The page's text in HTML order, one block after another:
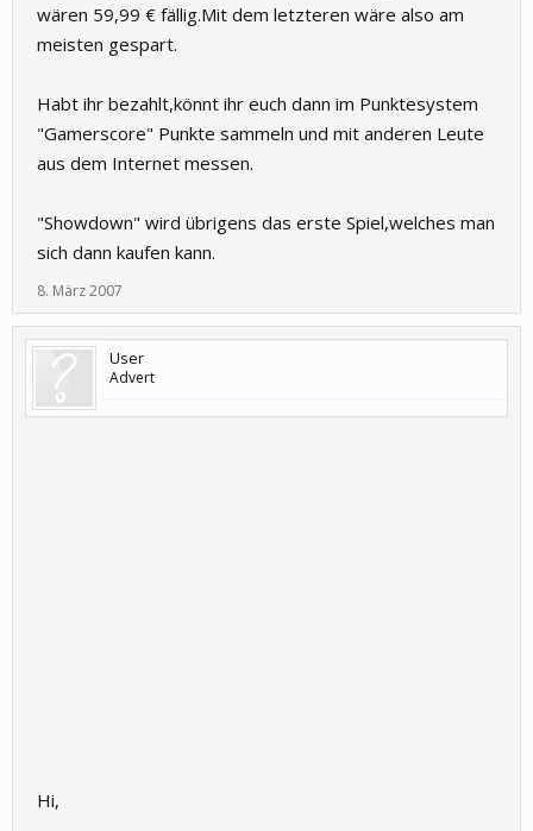
wären 59,99 € fällig.Mit dem letzteren wäre also am
meisten gespart.
Habt ihr bezahlt,könnt ihr euch dann im Punktesystem
"Gamerscore" Punkte sammeln und mit anderen Leute
aus dem Internet messen.
"Showdown" wird übrigens das erste Spiel,welches man
sich dann kaufen kann.
8. März 2007
User
Advert
Hi,